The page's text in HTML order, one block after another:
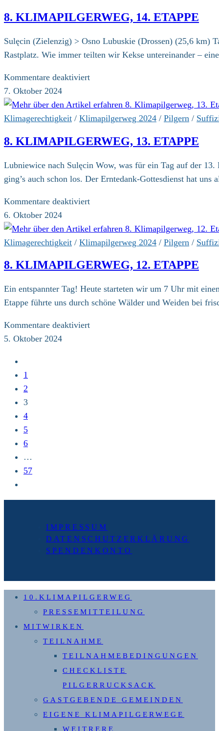
Etappe
8. KLIMAPILGERWEG, 14. ETAPPE
Sulęcin (Zielenzig) > Osno Lubuskie (Drossen) (25,6 km)
Rastplatz. Wie immer teilten wir Kekse untereinander –
Kommentare deaktiviertfür
Klimapilgerweg,
14.
7. Oktober 2024
Klimagerechtigkeit / Klimapilgerweg 2024 / Pilgern /
8. KLIMAPILGERWEG, 13. ETAPPE
Lubniewice nach Sulęcin Wow, was für ein Tag auf der
ging’s auch schon los. Der Erntedank-Gottesdienst hat
Kommentare deaktiviertfür
Klimapilgerweg,
13.
6. Oktober 2024
Klimagerechtigkeit / Klimapilgerweg 2024 / Pilgern /
8. KLIMAPILGERWEG, 12. ETAPPE
Ein entspannter Tag! Heute starteten wir um 7 Uhr mit
Etappe führte uns durch schöne Wälder und Weiden bei
Kommentare deaktiviertfür
5. Oktober 2024
vorherigen
Seite
1
2
3
4
5
6
…
57
nächsten
IMPRESSUM
DATENSCHUTZERKLÄRUNG
SPENDENKONTO
10.KLIMAPILGERWEG
PRESSEMITTEILUNG
MITWIRKEN
TEILNAHME
TEILNAHMEBEDINGUNGEN
CHECKLISTE
PILGERRUCKSACK
GASTGEBENDE GEMEINDEN
EIGENE KLIMAPILGERWEGE
WEITRERE